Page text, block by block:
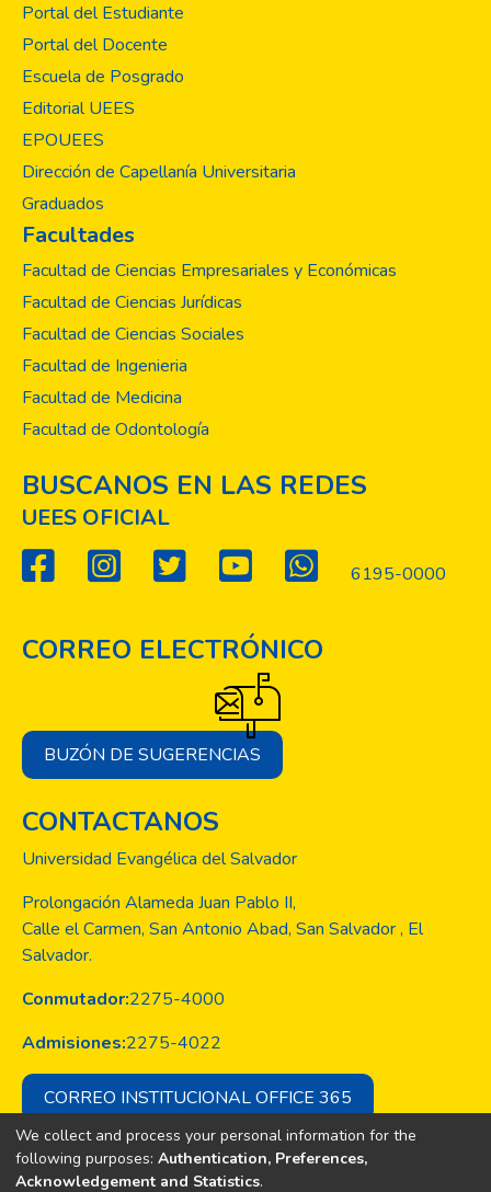
Portal del Estudiante
Portal del Docente
Escuela de Posgrado
Editorial UEES
EPOUEES
Dirección de Capellanía Universitaria
Graduados
Facultades
Facultad de Ciencias Empresariales y Económicas
Facultad de Ciencias Jurídicas
Facultad de Ciencias Sociales
Facultad de Ingenieria
Facultad de Medicina
Facultad de Odontología
BUSCANOS EN LAS REDES
UEES OFICIAL
6195-0000
CORREO ELECTRÓNICO
BUZÓN DE SUGERENCIAS
CONTACTANOS
Universidad Evangélica del Salvador
Prolongación Alameda Juan Pablo II,
Calle el Carmen, San Antonio Abad, San Salvador , El
Salvador.
Conmutador:2275-4000
Admisiones:2275-4022
CORREO INSTITUCIONAL OFFICE 365
We collect and process your personal information for the
following purposes: Authentication, Preferences,
Acknowledgement and Statistics.